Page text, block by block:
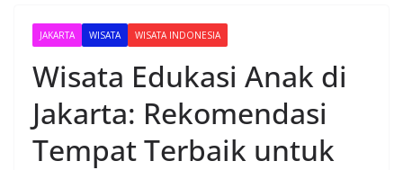
JAKARTA WISATA WISATA INDONESIA
Wisata Edukasi Anak di
Jakarta: Rekomendasi
Tempat Terbaik untuk